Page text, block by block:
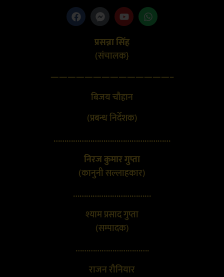
प्रसन्ना सिंह
(संचालक}
——————————————–
बिजय चौहान
(प्रबन्ध निर्देशक)
………………………………………………
निरज कुमार गुप्ता
(कानुनी सल्लाहकार)
………………………………
श्याम प्रसाद गुप्ता
(सम्पादक)
…………………………….
राजन रौनियार